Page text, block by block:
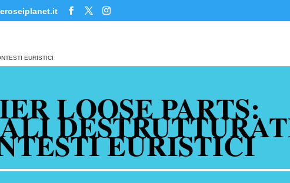
EURISTICI
LOOSE PARTS:
EURISTICI